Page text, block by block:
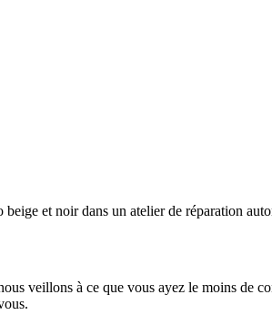
veillons à ce que vous ayez le moins de